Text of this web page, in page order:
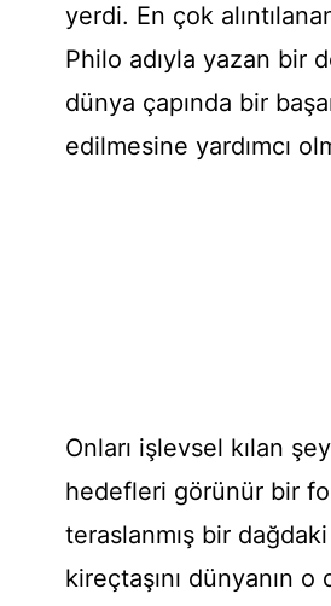
yerdi. En çok
Philo adıyla yazan bir
dünya çapında bir
edilmesine yardımcı
Onları işlevsel kılan
hedefleri görünür bir
teraslanmış bir
kireçtaşını dünyanın